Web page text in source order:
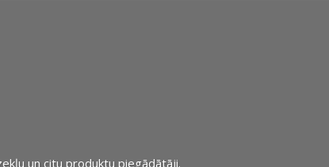
un citu produktu piegādātāji.